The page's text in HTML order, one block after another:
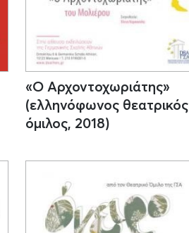
«Ο Αρχοντοχωριάτης»
(ελληνόφωνος θεατρικός
όμιλος, 2018)